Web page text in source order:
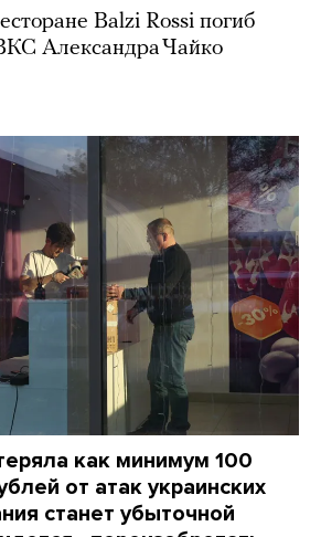
Balzi Rossi погиб
Александра Чайко
как минимум 100
от атак украинских
станет убыточной